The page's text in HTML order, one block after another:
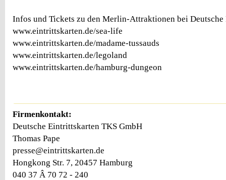
Infos und Tickets zu den Merlin-Attraktionen bei
www.eintrittskarten.de/sea-life
www.eintrittskarten.de/madame-tussauds
www.eintrittskarten.de/legoland
www.eintrittskarten.de/hamburg-dungeon
Firmenkontakt:
Deutsche Eintrittskarten TKS GmbH
Thomas Pape
presse@eintrittskarten.de
Hongkong Str. 7, 20457 Hamburg
040 37 Â 70 72 - 240